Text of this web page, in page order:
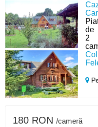
de
2
180 RON /cameră